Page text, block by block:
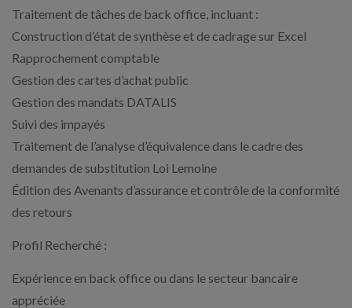
Traitement de tâches de back office, incluant :
Construction d’état de synthèse et de cadrage sur Excel
Rapprochement comptable
Gestion des cartes d’achat public
Gestion des mandats DATALIS
Suivi des impayés
Traitement de l’analyse d’équivalence dans le cadre des
demandes de substitution Loi Lemoine
Édition des Avenants d’assurance et contrôle de la conformité
des retours
Profil Recherché :
Expérience en back office ou dans le secteur bancaire
appréciée